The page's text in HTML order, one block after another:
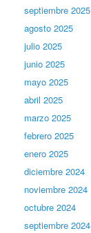
septiembre 2025
agosto 2025
julio 2025
junio 2025
mayo 2025
abril 2025
marzo 2025
febrero 2025
enero 2025
diciembre 2024
noviembre 2024
octubre 2024
septiembre 2024